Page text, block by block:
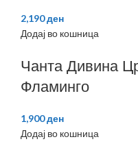
2,190ден
Додај во кошница
Чанта Дивина
Фламинго
1,900ден
Додај во кошница